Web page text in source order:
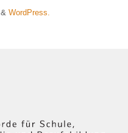
& WordPress.